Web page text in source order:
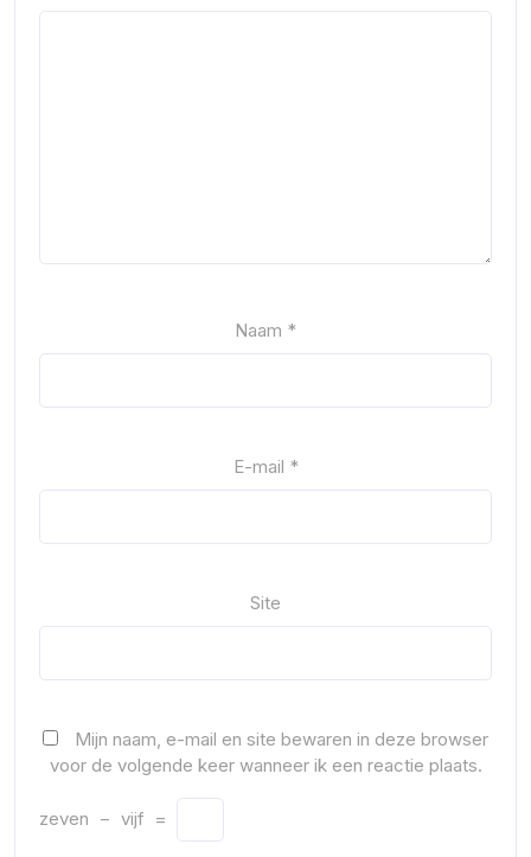
Naam *
E-mail *
Site
Mijn naam, e-mail en site bewaren in deze browser
voor de volgende keer wanneer ik een reactie plaats.
zeven − vijf =